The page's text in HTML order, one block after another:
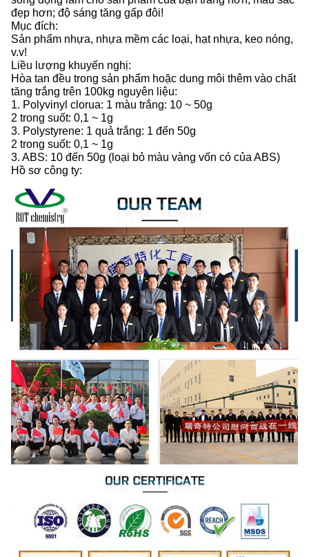
đẹp hơn; độ sáng tăng gấp đôi!
Mục đích:
Sản phẩm nhựa, nhựa mềm các loại, hạt nhựa, keo nóng,
v.v!
Liều lượng khuyến nghị:
Hòa tan đều trong sản phẩm hoặc dung môi thêm vào chất
tăng trắng trên 100kg nguyên liệu:
1. Polyvinyl clorua: 1 màu trắng: 10 ~ 50g
2 trong suốt: 0,1 ~ 1g
3. Polystyrene: 1 quả trắng: 1 đến 50g
2 trong suốt: 0,1 ~ 1g
3. ABS: 10 đến 50g (loại bỏ màu vàng vốn có của ABS)
Hồ sơ công ty: